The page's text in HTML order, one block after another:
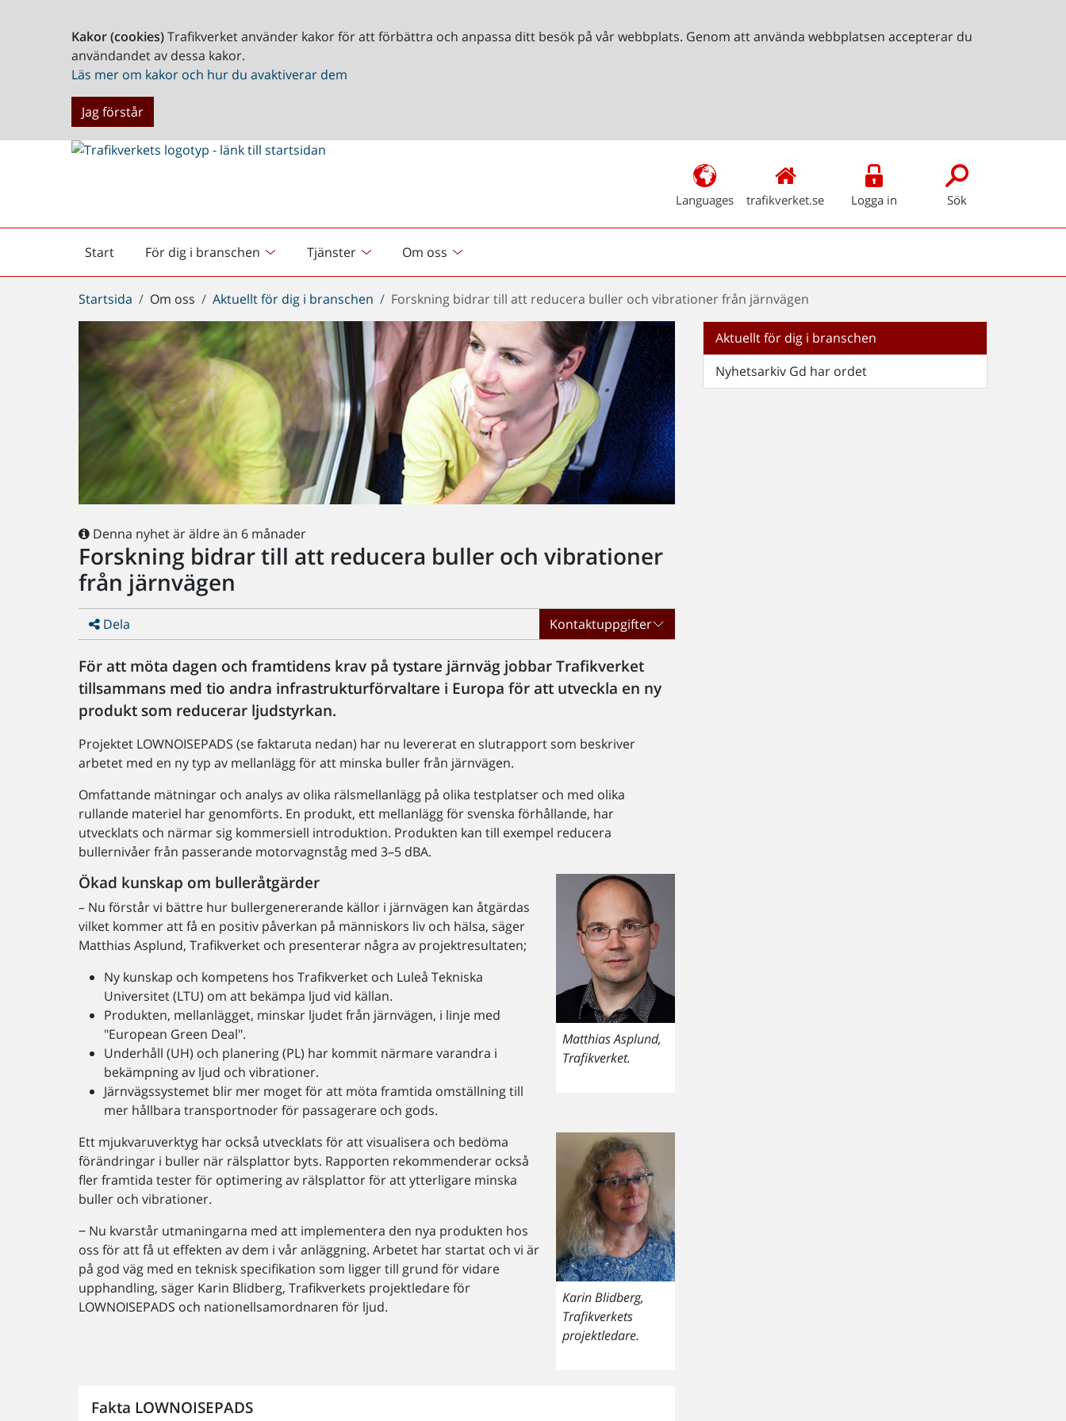
Kakor (cookies)Trafikverket använder kakor för att förbättra och anpassa ditt besök på vår webbplats. Genom att använda webbplatsen accepterar du
användandet av dessa kakor.
Läs mer om kakor och hur du avaktiverar dem
Jag förstår
Languages trafikverket.se Logga in Sök
Start
Startsida För dig i branschen Tjänster Om oss
Du
är
Startsida Om oss Aktuellt för dig i branschen Forskning bidrar till att reducera buller och vibrationer från järnvägen
Denna nyhet är äldre än 6 månader
Forskning bidrar till att reducera buller och vibrationer
från järnvägen
Dela Kontaktuppgifter
För att möta dagen och framtidens krav på tystare järnväg jobbar Trafikverket
tillsammans med tio andra infrastrukturförvaltare i Europa för att utveckla en ny
produkt som reducerar ljudstyrkan.
Projektet LOWNOISEPADS (se faktaruta nedan) har nu levererat en slutrapport som beskriver
arbetet med en ny typ av mellanlägg för att minska buller från järnvägen.
Omfattande mätningar och analys av olika rälsmellanlägg på olika testplatser och med olika
rullande materiel har genomförts. En produkt, ett mellanlägg för svenska förhållande, har
utvecklats och närmar sig kommersiell introduktion. Produkten kan till exempel reducera
bullernivåer från passerande motorvagnståg med 3–5 dBA.
Matthias Asplund,
Trafikverket.
Ökad kunskap om bulleråtgärder
– Nu förstår vi bättre hur bullergenererande källor i järnvägen kan åtgärdas
vilket kommer att få en positiv påverkan på människors liv och hälsa, säger
Matthias Asplund, Trafikverket och presenterar några av projektresultaten;
Ny kunskap och kompetens hos Trafikverket och Luleå Tekniska
Universitet (LTU) om att bekämpa ljud vid källan.
Produkten, mellanlägget, minskar ljudet från järnvägen, i linje med
"European Green Deal".
Underhåll (UH) och planering (PL) har kommit närmare varandra i
bekämpning av ljud och vibrationer.
Järnvägssystemet blir mer moget för att möta framtida omställning till
mer hållbara transportnoder för passagerare och gods.
Karin Blidberg,
Trafikverkets
projektledare.
Ett mjukvaruverktyg har också utvecklats för att visualisera och bedöma
förändringar i buller när rälsplattor byts. Rapporten rekommenderar också
fler framtida tester för optimering av rälsplattor för att ytterligare minska
buller och vibrationer.
‒ Nu kvarstår utmaningarna med att implementera den nya produkten hos
oss för att få ut effekten av dem i vår anläggning. Arbetet har startat och vi är
på god väg med en teknisk specifikation som ligger till grund för vidare
upphandling, säger Karin Blidberg, Trafikverkets projektledare för
LOWNOISEPADS och nationellsamordnaren för ljud.
Fakta LOWNOISEPADS
Aktuellt för dig i branschen
Nyhetsarkiv Gd har ordet